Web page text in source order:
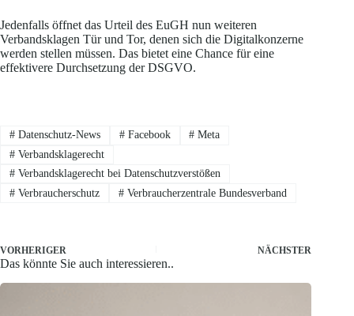
Jedenfalls öffnet das Urteil des EuGH nun weiteren
Verbandsklagen Tür und Tor, denen sich die Digitalkonzerne
werden stellen müssen. Das bietet eine Chance für eine
effektivere Durchsetzung der DSGVO.
#Datenschutz-News #Facebook # Meta
#Verbandsklagerecht
#Verbandsklagerecht bei Datenschutzverstößen
#Verbraucherschutz #Verbraucherzentrale Bundesverband
VORHERIGER NÄCHSTER
Das könnte Sie auch interessieren..